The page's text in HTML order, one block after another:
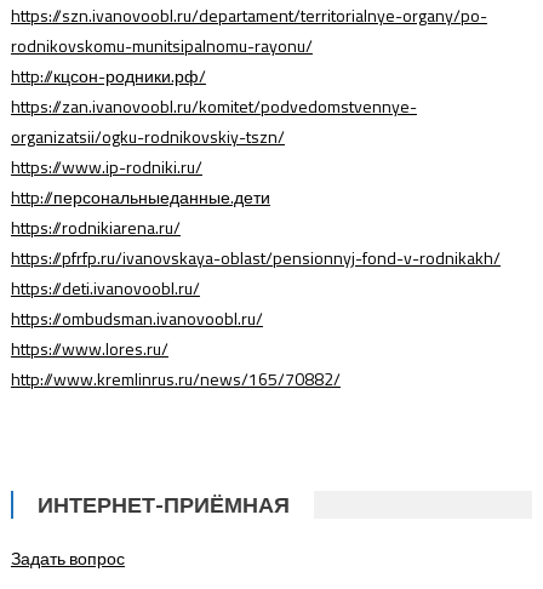
https://szn.ivanovoobl.ru/departament/territorialnye-organy/po-
rodnikovskomu-munitsipalnomu-rayonu/
http://кцсон-родники.рф/
https://zan.ivanovoobl.ru/komitet/podvedomstvennye-
organizatsii/ogku-rodnikovskiy-tszn/
https://www.ip-rodniki.ru/
http://персональныеданные.дети
https://rodnikiarena.ru/
https://pfrfp.ru/ivanovskaya-oblast/pensionnyj-fond-v-rodnikakh/
https://deti.ivanovoobl.ru/
https://ombudsman.ivanovoobl.ru/
https://www.lores.ru/
http://www.kremlinrus.ru/news/165/70882/
ИНТЕРНЕТ-ПРИЁМНАЯ
Задать вопрос